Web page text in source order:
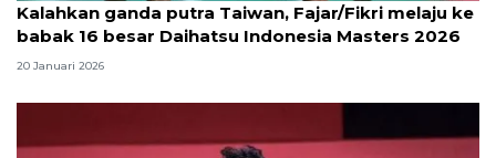
Kalahkan ganda putra Taiwan, Fajar/Fikri melaju ke
babak 16 besar Daihatsu Indonesia Masters 2026
20 Januari 2026